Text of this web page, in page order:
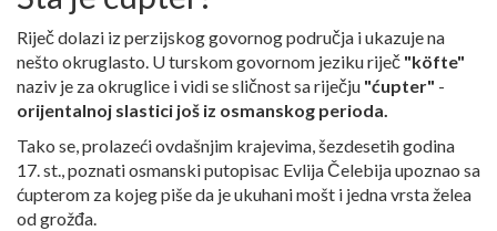
Riječ dolazi iz perzijskog govornog područja i ukazuje na
nešto okruglasto. U turskom govornom jeziku riječ "köfte"
naziv je za okruglice i vidi se sličnost sa riječju "ćupter" -
orijentalnoj slastici još iz osmanskog perioda.
Tako se, prolazeći ovdašnjim krajevima, šezdesetih godina
17. st., poznati osmanski putopisac Evlija Čelebija upoznao sa
ćupterom za kojeg piše da je ukuhani mošt i jedna vrsta želea
od grožđa.